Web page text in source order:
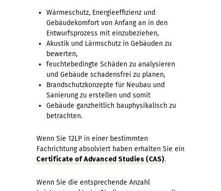
Wärmeschutz, Energieeffizienz und
Gebäudekomfort von Anfang an in den
Entwurfsprozess mit einzubeziehen,
Akustik und Lärmschutz in Gebäuden zu
bewerten,
feuchtebedingte Schäden zu analysieren
und Gebäude schadensfrei zu planen,
Brandschutzkonzepte für Neubau und
Sanierung zu erstellen und somit
Gebäude ganzheitlich bauphysikalisch zu
betrachten.
Wenn Sie 12LP in einer bestimmten
Fachrichtung absolviert haben erhalten Sie ein
Certificate of Advanced Studies (CAS).
Wenn Sie die entsprechende Anzahl